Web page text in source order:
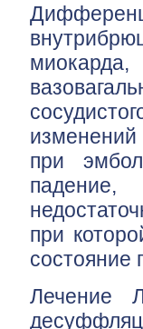
при
падение,
при
состояние
Лечение